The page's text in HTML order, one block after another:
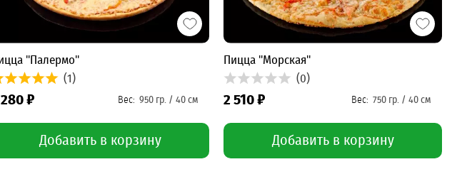
"Палермо"
(1)
₽
Добавить в корзину
Пицца "Морская"
(0)
2 510 ₽
Добавить в корзину